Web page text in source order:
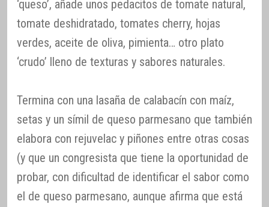
‘queso’, añade unos pedacitos de tomate natural,
tomate deshidratado, tomates cherry, hojas
verdes, aceite de oliva, pimienta… otro plato
‘crudo’ lleno de texturas y sabores naturales.
Termina con una lasaña de calabacín con maíz,
setas y un símil de queso parmesano que también
elabora con rejuvelac y piñones entre otras cosas
(y que un congresista que tiene la oportunidad de
probar, con dificultad de identificar el sabor como
el de queso parmesano, aunque afirma que está